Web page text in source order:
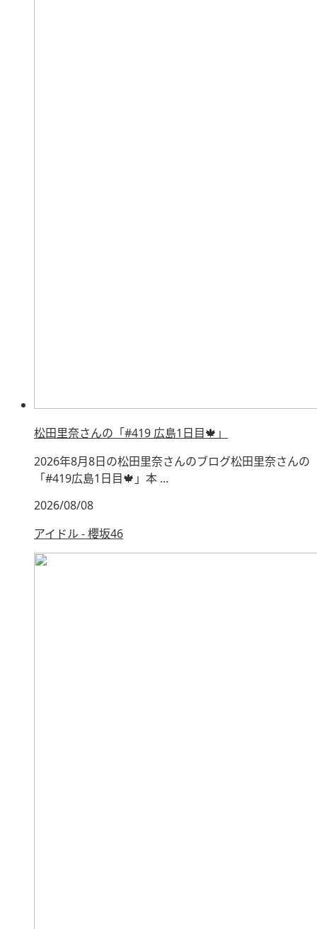
松田里奈さんの「#419 広島1日目🍁」
2026年8月8日の松田里奈さんのブログ松田里奈さんの
「#419広島1日目🍁」本 ...
2026/08/08
アイドル - 櫻坂46